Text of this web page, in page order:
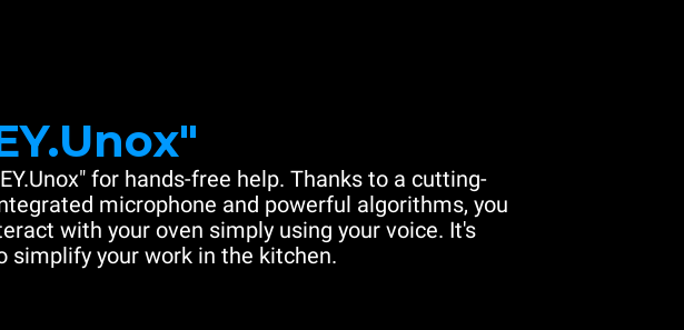
for hands-free help. Thanks to a cutting-
microphone and powerful algorithms, you
with your oven simply using your voice. It's
simplify your work in the kitchen.